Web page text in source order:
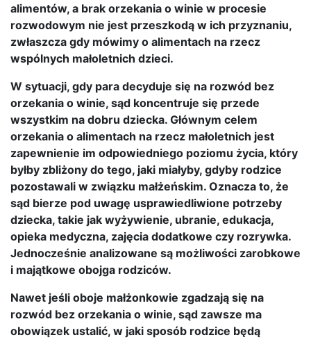
alimentów, a brak orzekania o winie w procesie
rozwodowym nie jest przeszkodą w ich przyznaniu,
zwłaszcza gdy mówimy o alimentach na rzecz
wspólnych małoletnich dzieci.
W sytuacji, gdy para decyduje się na rozwód bez
orzekania o winie, sąd koncentruje się przede
wszystkim na dobru dziecka. Głównym celem
orzekania o alimentach na rzecz małoletnich jest
zapewnienie im odpowiedniego poziomu życia, który
byłby zbliżony do tego, jaki miałyby, gdyby rodzice
pozostawali w związku małżeńskim. Oznacza to, że
sąd bierze pod uwagę usprawiedliwione potrzeby
dziecka, takie jak wyżywienie, ubranie, edukacja,
opieka medyczna, zajęcia dodatkowe czy rozrywka.
Jednocześnie analizowane są możliwości zarobkowe
i majątkowe obojga rodziców.
Nawet jeśli oboje małżonkowie zgadzają się na
rozwód bez orzekania o winie, sąd zawsze ma
obowiązek ustalić, w jaki sposób rodzice będą